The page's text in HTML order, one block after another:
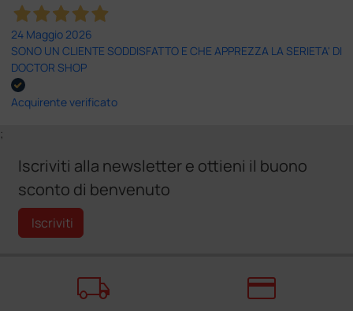
24 Maggio 2026
SONO UN CLIENTE SODDISFATTO E CHE APPREZZA LA SERIETA' DI
DOCTOR SHOP
Acquirente verificato
;
Iscriviti alla newsletter e ottieni il buono
sconto di benvenuto
Iscriviti
local_shipping credit_card